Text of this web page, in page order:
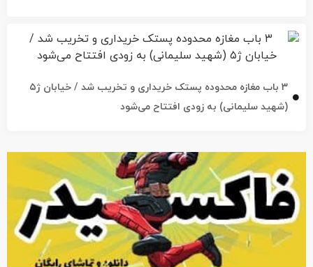
۳ باب مغازه محدوده پستک خریداری و تخریب شد / خیابان ژ۵
(شهید سلیمانی) به زودی افتتاح می‌شود